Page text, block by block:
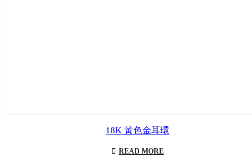
18K 黃色金耳環
READ MORE